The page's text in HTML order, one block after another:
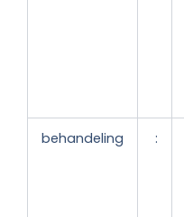
behandeling :